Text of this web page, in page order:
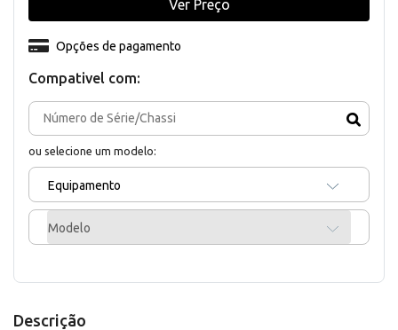
Compativel com:
ou selecione um modelo:
Equipamento
Modelo
Opções de pagamento
Ver Preço
Descrição